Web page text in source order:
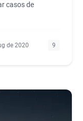
casos de
de 2020 9